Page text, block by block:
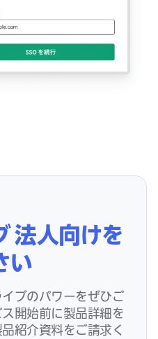
法人向けを
い
ブのパワーをぜひご
開始前に製品詳細を
紹介資料をご請求く